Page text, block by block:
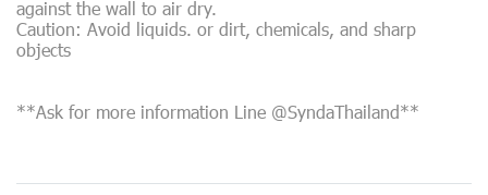
against the wall to air dry.
Caution: Avoid liquids. or dirt, chemicals, and sharp
objects
**Ask for more information Line @SyndaThailand**